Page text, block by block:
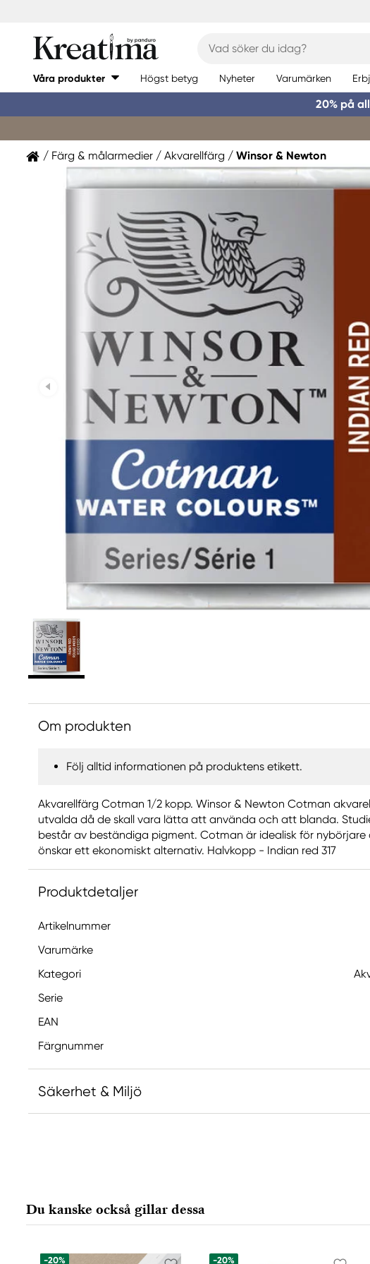
Våra produkter Högst betyg Nyheter Varumärken
20% på
Färg & målarmedier Akvarellfärg Winsor & Newton
Om produkten
Följ alltid informationen på produktens etikett.
Akvarellfärg Cotman 1/2 kopp. Winsor & Newton Cotman
utvalda då de skall vara lätta att använda och att blanda.
består av beständiga pigment. Cotman är idealisk för nybörjare
önskar ett ekonomiskt alternativ. Halvkopp - Indian red 317
Produktdetaljer
Artikelnummer
Varumärke
Kategori
Serie
EAN
Färgnummer
Säkerhet & Miljö
Winsor & Newton
Östra Långgatan 87
Du kanske också gillar dessa
-20% -20%